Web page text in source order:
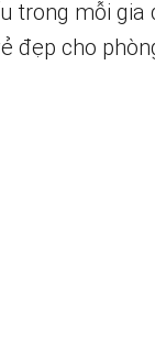
trong mỗi gia
đẹp cho